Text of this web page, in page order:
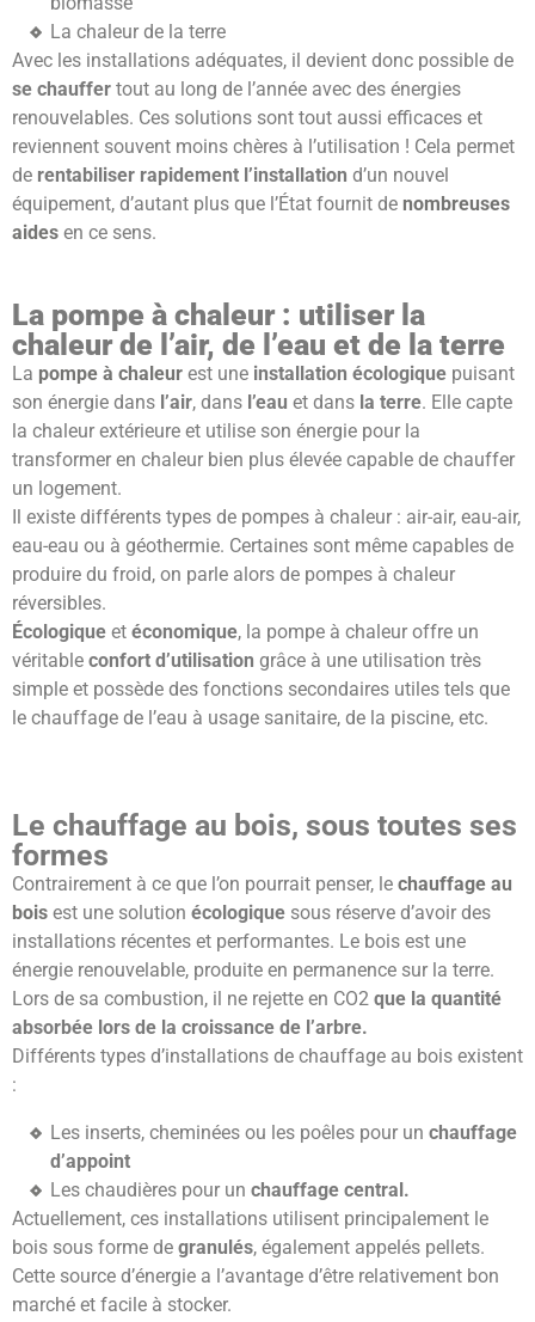
La chaleur de la terre
Avec les installations adéquates, il devient donc possible de
se chauffer tout au long de l’année avec des énergies
renouvelables. Ces solutions sont tout aussi efficaces et
reviennent souvent moins chères à l’utilisation ! Cela permet
de rentabiliser rapidement l’installation d’un nouvel
équipement, d’autant plus que l’État fournit de nombreuses
aides en ce sens.
La pompe à chaleur : utiliser la
chaleur de l’air, de l’eau et de la terre
La pompe à chaleur est une installation écologique puisant
son énergie dans l’air, dans l’eau et dans la terre. Elle capte
la chaleur extérieure et utilise son énergie pour la
transformer en chaleur bien plus élevée capable de chauffer
un logement.
Il existe différents types de pompes à chaleur : air-air, eau-air,
eau-eau ou à géothermie. Certaines sont même capables de
produire du froid, on parle alors de pompes à chaleur
réversibles.
Écologique et économique, la pompe à chaleur offre un
véritable confort d’utilisation grâce à une utilisation très
simple et possède des fonctions secondaires utiles tels que
le chauffage de l’eau à usage sanitaire, de la piscine, etc.
Le chauffage au bois, sous toutes ses
formes
Contrairement à ce que l’on pourrait penser, le chauffage au
bois est une solution écologique sous réserve d’avoir des
installations récentes et performantes. Le bois est une
énergie renouvelable, produite en permanence sur la terre.
Lors de sa combustion, il ne rejette en CO2 que la quantité
absorbée lors de la croissance de l’arbre.
Différents types d’installations de chauffage au bois existent
:
Les inserts, cheminées ou les poêles pour un chauffage
d’appoint
Les chaudières pour un chauffage central.
Actuellement, ces installations utilisent principalement le
bois sous forme de granulés, également appelés pellets.
Cette source d’énergie a l’avantage d’être relativement bon
marché et facile à stocker.